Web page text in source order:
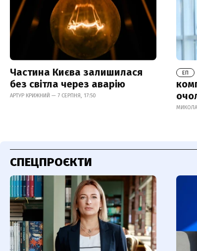
Частина Києва залишилася
без світла через аварію
АРТУР КРИЖНИЙ — 7 СЕРПНЯ, 17:50
ЕП
МИКОЛА
СПЕЦПРОЄКТИ